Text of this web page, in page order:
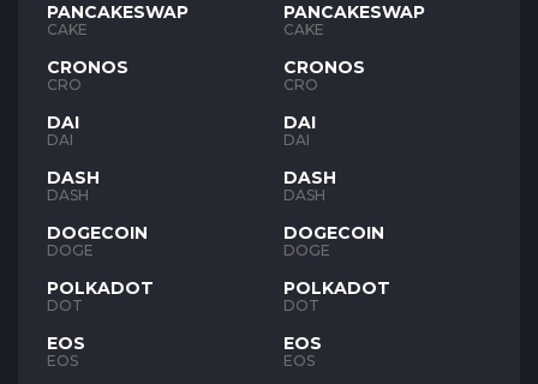
PANCAKESWAP
CAKE
CRONOS
CRO
DAI
DAI
DASH
DASH
DOGECOIN
DOGE
POLKADOT
DOT
EOS
EOS
PANCAKESWAP
CAKE
CRONOS
CRO
DAI
DAI
DASH
DASH
DOGECOIN
DOGE
POLKADOT
DOT
EOS
EOS